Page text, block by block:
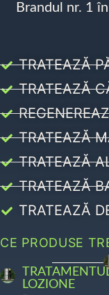
Brandul nr. 1
TRATEAZĂ
TRATEAZĂ
TRATEAZĂ
TRATEAZĂ
TRATEAZĂ
TRATEAZĂ
CE PRODUSE
LOZIONE